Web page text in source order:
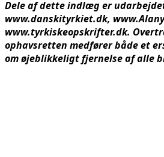
Dele af dette indlæg er
www.danskityrkiet.dk,
www.tyrkiskeopskrifter.dk.
ophavsretten medfører både et
om øjeblikkeligt fjernelse af alle